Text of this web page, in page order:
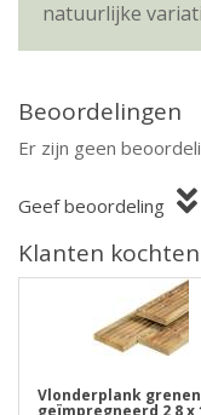
natuurlijke
Beoordelingen
Er zijn geen
Geef beoordeling
Klanten
Vlonderplank grenen
geïmpregneerd 2,8 x